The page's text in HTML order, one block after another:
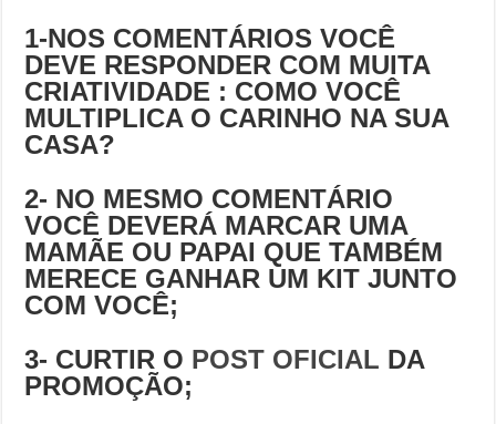
1-NOS COMENTÁRIOS VOCÊ
DEVE RESPONDER COM MUITA
CRIATIVIDADE : COMO VOCÊ
MULTIPLICA O CARINHO NA SUA
CASA?
2- NO MESMO COMENTÁRIO
VOCÊ DEVERÁ MARCAR UMA
MAMÃE OU PAPAI QUE TAMBÉM
MERECE GANHAR UM KIT JUNTO
COM VOCÊ;
3- CURTIR O POST OFICIAL DA
PROMOÇÃO;